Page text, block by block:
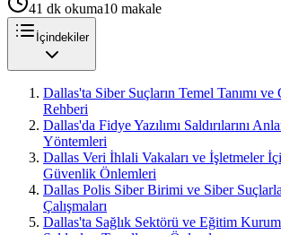
41 dk okuma10 makale
İçindekiler
Dallas'ta Siber Suçların Temel Tanımı ve
Rehberi
Dallas'da Fidye Yazılımı Saldırılarını
Yöntemleri
Dallas Veri İhlali Vakaları ve İşletmeler
Güvenlik Önlemleri
Dallas Polis Siber Birimi ve Siber
Çalışmaları
Dallas'ta Sağlık Sektörü ve Eğitim